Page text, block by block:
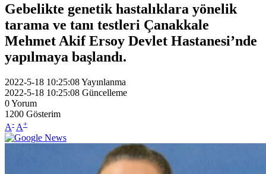
Gebelikte genetik hastalıklara yönelik
tarama ve tanı testleri Çanakkale
Mehmet Akif Ersoy Devlet Hastanesi’nde
yapılmaya başlandı.
2022-5-18 10:25:08Yayınlanma
2022-5-18 10:25:08 Güncelleme
0Yorum
1200 Gösterim
A- A+